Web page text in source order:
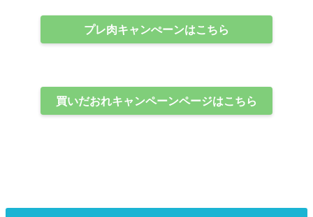
プレ肉キャンぺーンはこちら
買いだおれキャンペーンページはこちら